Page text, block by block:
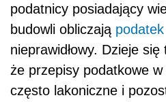
podatnicy posiadający
budowli obliczają podatek
nieprawidłowy. Dzieje
że przepisy podatkowe
często lakoniczne i